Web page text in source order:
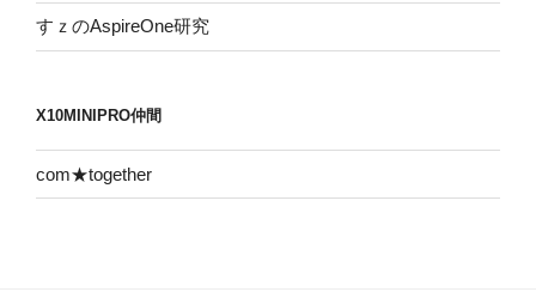
すｚのAspireOne研究
X10MINIPRO仲間
com★together